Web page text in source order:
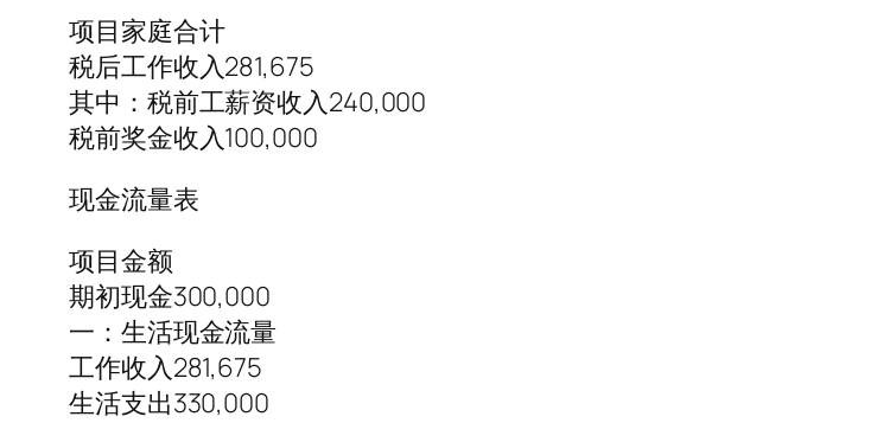
项目家庭合计
税后工作收入281,675
其中：税前工薪资收入240,000
税前奖金收入100,000
现金流量表
项目金额
期初现金300,000
一：生活现金流量
工作收入281,675
生活支出330,000